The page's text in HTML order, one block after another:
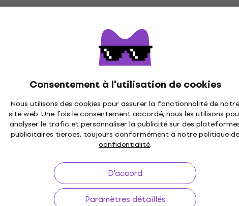
Consentement à l'utilisation de cookies
Nous utilisons des cookies pour assurer la fonctionnalité de notre
site web. Une fois le consentement accordé, nous les utilisons
analyser le trafic et personnaliser la publicité sur des
publicitaires tierces, toujours conformément à notre politique de
confidentialité.
D'accord
Paramètres détaillés